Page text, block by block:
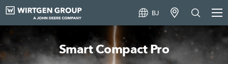
BJ
Smart Compact Pro